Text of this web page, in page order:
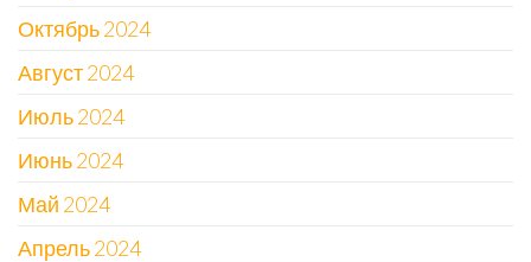
Октябрь 2024
Август 2024
Июль 2024
Июнь 2024
Май 2024
Апрель 2024